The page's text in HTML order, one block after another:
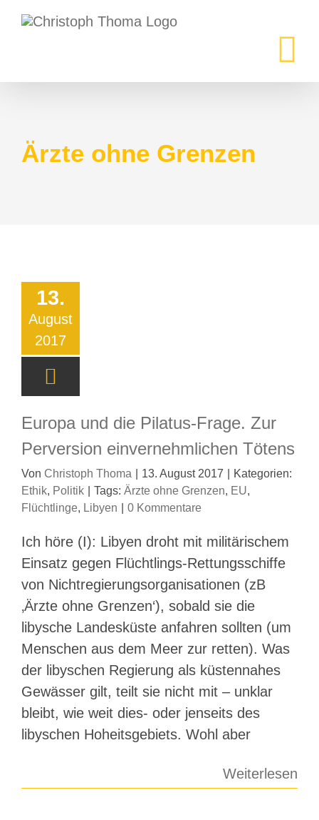
Ärzte ohne Grenzen
13.
August
2017
Europa und die Pilatus-Frage. Zur
Perversion einvernehmlichen Tötens
Von Christoph Thoma 13. August 2017
Kategorien:
Ethik, Politik Tags: Ärzte ohne Grenzen, EU,
Flüchtlinge, Libyen 0 Kommentare
Ich höre (I): Libyen droht mit militärischem
Einsatz gegen Flüchtlings-Rettungsschiffe
von Nichtregierungsorganisationen (zB
‚Ärzte ohne Grenzen‘), sobald sie die
libysche Landesküste anfahren sollten (um
Menschen aus dem Meer zur retten). Was
der libyschen Regierung als küstennahes
Gewässer gilt, teilt sie nicht mit – unklar
bleibt, wie weit dies- oder jenseits des
libyschen Hoheitsgebiets. Wohl aber
Weiterlesen